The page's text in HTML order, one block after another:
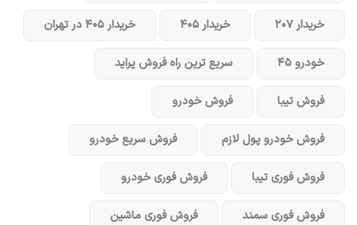
خریدار ۲۰۷ خریدار ۴۰۵ خریدار ۴۰۵ در تهران
خودرو ۴۵ سریع ترین راه فروش پراید
فروش تیبا فروش خودرو
فروش خودرو پول لازم فروش سریع خودرو
فروش فوری تیبا فروش فوری خودرو
فروش فوری سمند فروش فوری ماشین